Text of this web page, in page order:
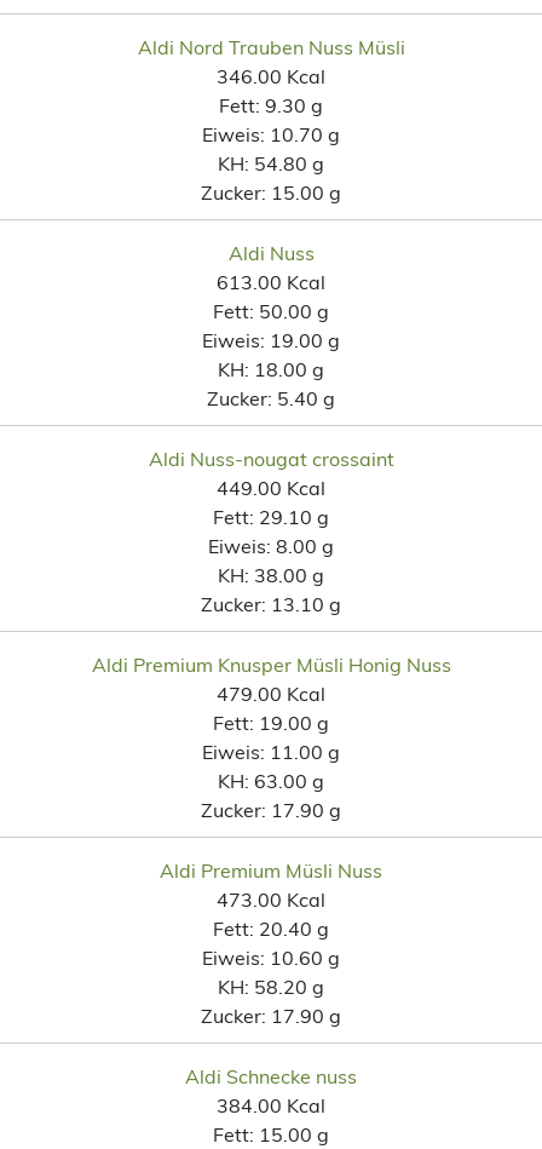
Aldi Nord Trauben Nuss Müsli
346.00 Kcal
Fett: 9.30 g
Eiweis: 10.70 g
KH: 54.80 g
Zucker: 15.00 g
Aldi Nuss
613.00 Kcal
Fett: 50.00 g
Eiweis: 19.00 g
KH: 18.00 g
Zucker: 5.40 g
Aldi Nuss-nougat crossaint
449.00 Kcal
Fett: 29.10 g
Eiweis: 8.00 g
KH: 38.00 g
Zucker: 13.10 g
Aldi Premium Knusper Müsli Honig Nuss
479.00 Kcal
Fett: 19.00 g
Eiweis: 11.00 g
KH: 63.00 g
Zucker: 17.90 g
Aldi Premium Müsli Nuss
473.00 Kcal
Fett: 20.40 g
Eiweis: 10.60 g
KH: 58.20 g
Zucker: 17.90 g
Aldi Schnecke nuss
384.00 Kcal
Fett: 15.00 g